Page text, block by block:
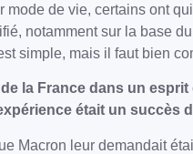
de vie, certains ont
notamment sur la base
simple, mais il faut bien
la France dans un
était un succès
Macron leur demandait